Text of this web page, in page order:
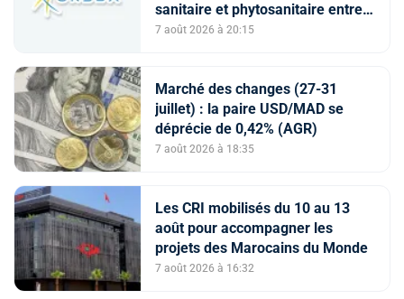
sanitaire et phytosanitaire entre
l’ONSSA et le SAG
7 août 2026 à 20:15
Marché des changes (27-31
juillet) : la paire USD/MAD se
déprécie de 0,42% (AGR)
7 août 2026 à 18:35
Les CRI mobilisés du 10 au 13
août pour accompagner les
projets des Marocains du Monde
7 août 2026 à 16:32